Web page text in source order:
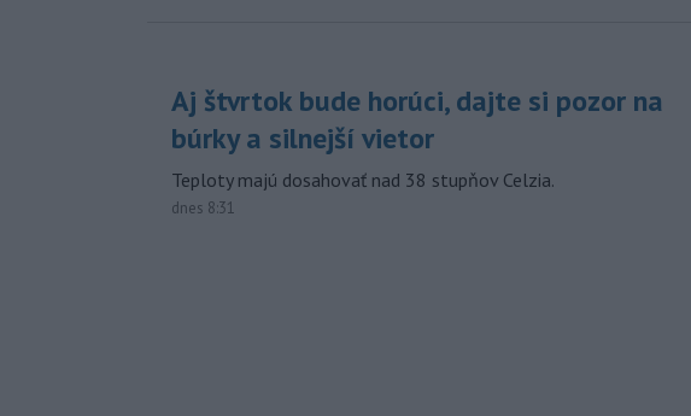
Aj štvrtok bude horúci, dajte si pozor na
búrky a silnejší vietor
Teploty majú dosahovať nad 38 stupňov Celzia.
dnes 8:31